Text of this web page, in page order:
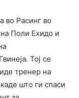
во Расинг во
Поли Ехидо и
Тој се
тренер на
што ги спаси